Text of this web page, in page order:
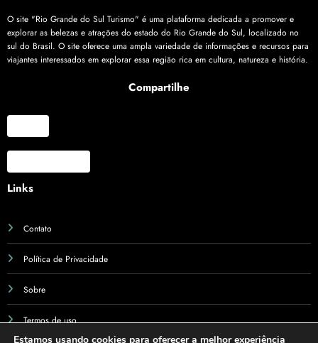
O site "Rio Grande do Sul Turismo" é uma plataforma dedicada a promover e
explorar as belezas e atrações do estado do Rio Grande do Sul, localizado no
sul do Brasil. O site oferece uma ampla variedade de informações e recursos para
viajantes interessados em explorar essa região rica em cultura, natureza e história.
Compartilhe
Links
Contato
Política de Privacidade
Sobre
Termos de uso
Estamos usando cookies para oferecer a melhor experiência